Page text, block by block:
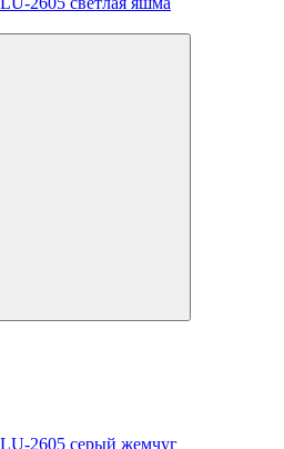
2605 серый жемчуг